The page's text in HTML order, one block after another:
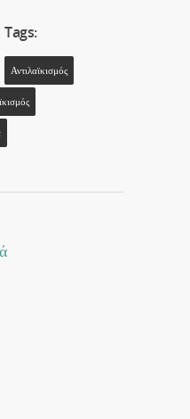
Tags:
Αντιλαϊκισμός